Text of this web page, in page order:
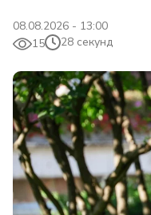
08.08.2026 - 13:00
15
28 секунд